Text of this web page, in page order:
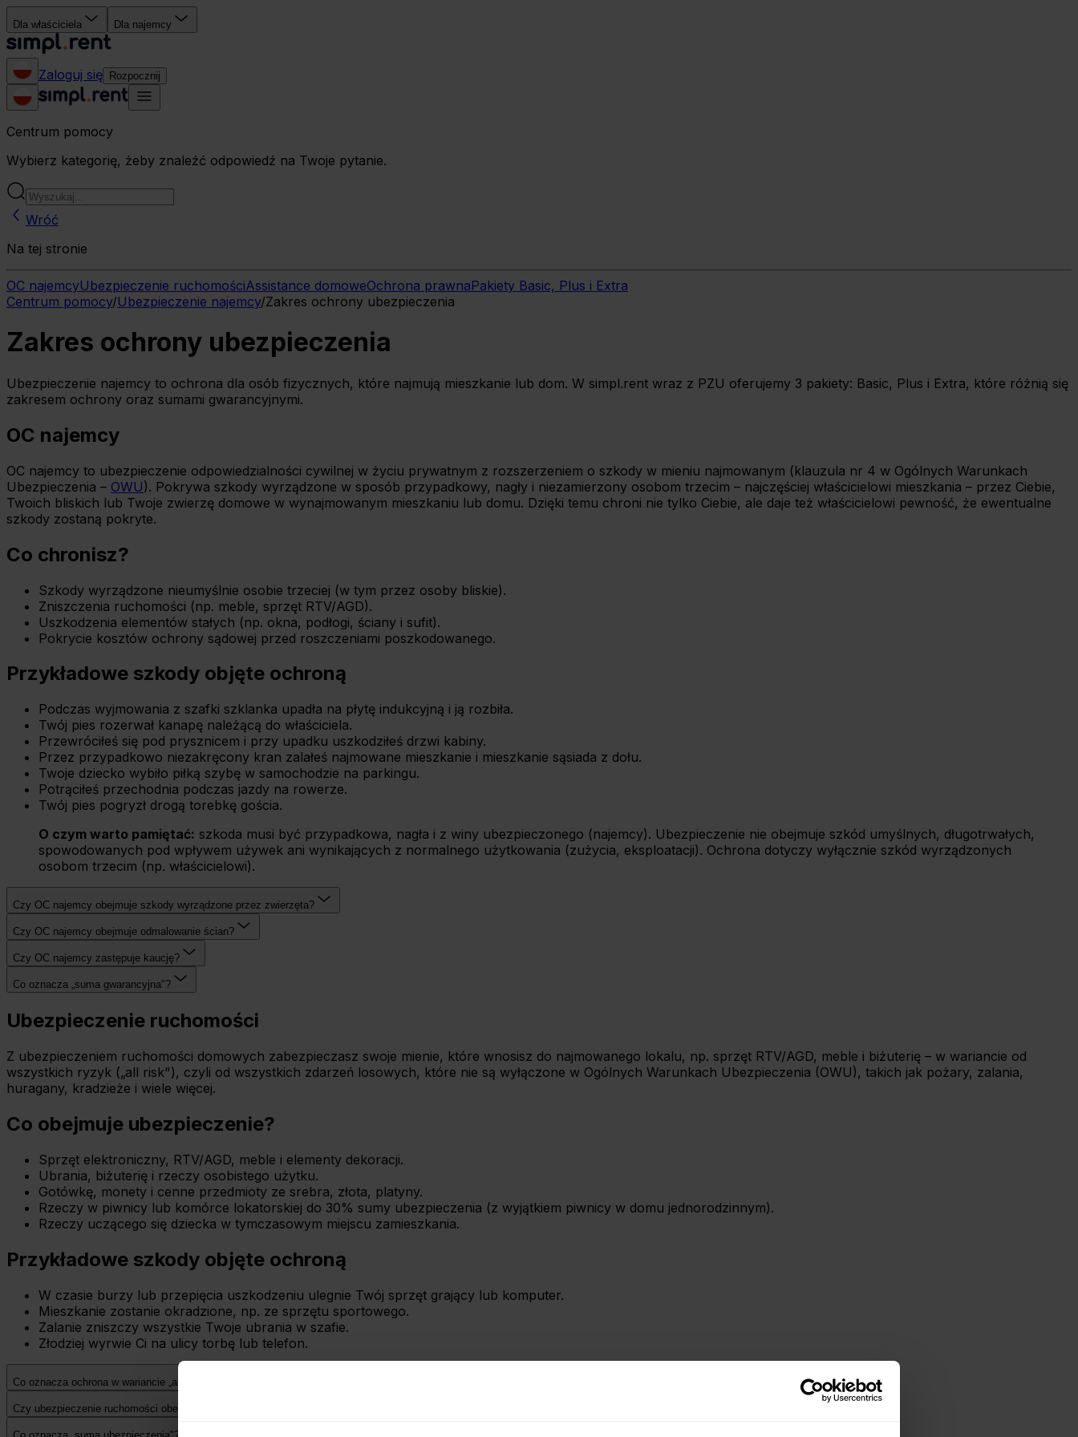
Dla właściciela Dla najemcy
Zaloguj się Rozpocznij
Centrum pomocy
Wybierz kategorię, żeby znaleźć odpowiedź na Twoje pytanie.
Wróć
Na tej stronie
OC najemcyUbezpieczenie ruchomościAssistance domoweOchrona prawnaPakiety Basic, Plus i Extra
Centrum pomocy/Ubezpieczenie najemcy/Zakres ochrony ubezpieczenia
Zakres ochrony ubezpieczenia
Ubezpieczenie najemcy to ochrona dla osób fizycznych, które najmują mieszkanie lub dom. W simpl.rent wraz z PZU oferujemy 3 pakiety: Basic, Plus i Extra, które różnią się
zakresem ochrony oraz sumami gwarancyjnymi.
OC najemcy
OC najemcy to ubezpieczenie odpowiedzialności cywilnej w życiu prywatnym z rozszerzeniem o szkody w mieniu najmowanym (klauzula nr 4 w Ogólnych Warunkach
Ubezpieczenia – OWU). Pokrywa szkody wyrządzone w sposób przypadkowy, nagły i niezamierzony osobom trzecim – najczęściej właścicielowi mieszkania – przez Ciebie,
Twoich bliskich lub Twoje zwierzę domowe w wynajmowanym mieszkaniu lub domu. Dzięki temu chroni nie tylko Ciebie, ale daje też właścicielowi pewność, że ewentualne
szkody zostaną pokryte.
Co chronisz?
Szkody wyrządzone nieumyślnie osobie trzeciej (w tym przez osoby bliskie).
Zniszczenia ruchomości (np. meble, sprzęt RTV/AGD).
Uszkodzenia elementów stałych (np. okna, podłogi, ściany i sufit).
Pokrycie kosztów ochrony sądowej przed roszczeniami poszkodowanego.
Przykładowe szkody objęte ochroną
Podczas wyjmowania z szafki szklanka upadła na płytę indukcyjną i ją rozbiła.
Twój pies rozerwał kanapę należącą do właściciela.
Przewróciłeś się pod prysznicem i przy upadku uszkodziłeś drzwi kabiny.
Przez przypadkowo niezakręcony kran zalałeś najmowane mieszkanie i mieszkanie sąsiada z dołu.
Twoje dziecko wybiło piłką szybę w samochodzie na parkingu.
Potrąciłeś przechodnia podczas jazdy na rowerze.
Twój pies pogryzł drogą torebkę gościa.
O czym warto pamiętać: szkoda musi być przypadkowa, nagła i z winy ubezpieczonego (najemcy). Ubezpieczenie nie obejmuje szkód umyślnych, długotrwałych,
spowodowanych pod wpływem używek ani wynikających z normalnego użytkowania (zużycia, eksploatacji). Ochrona dotyczy wyłącznie szkód wyrządzonych
osobom trzecim (np. właścicielowi).
Czy OC najemcy obejmuje szkody wyrządzone przez zwierzęta?
Czy OC najemcy obejmuje odmalowanie ścian?
Czy OC najemcy zastępuje kaucję?
Co oznacza „suma gwarancyjna"?
Ubezpieczenie ruchomości
Z ubezpieczeniem ruchomości domowych zabezpieczasz swoje mienie, które wnosisz do najmowanego lokalu, np. sprzęt RTV/AGD, meble i biżuterię – w wariancie od
wszystkich ryzyk („all risk"), czyli od wszystkich zdarzeń losowych, które nie są wyłączone w Ogólnych Warunkach Ubezpieczenia (OWU), takich jak pożary, zalania,
huragany, kradzieże i wiele więcej.
Co obejmuje ubezpieczenie?
Sprzęt elektroniczny, RTV/AGD, meble i elementy dekoracji.
Ubrania, biżuterię i rzeczy osobistego użytku.
Gotówkę, monety i cenne przedmioty ze srebra, złota, platyny.
Rzeczy w piwnicy lub komórce lokatorskiej do 30% sumy ubezpieczenia (z wyjątkiem piwnicy w domu jednorodzinnym).
Rzeczy uczącego się dziecka w tymczasowym miejscu zamieszkania.
Przykładowe szkody objęte ochroną
W czasie burzy lub przepięcia uszkodzeniu ulegnie Twój sprzęt grający lub komputer.
Mieszkanie zostanie okradzione, np. ze sprzętu sportowego.
Zalanie zniszczy wszystkie Twoje ubrania w szafie.
Złodziej wyrwie Ci na ulicy torbę lub telefon.
Co oznacza ochrona w wariancie „all risk" w ubezpieczeniu ruchomości?
Czy ubezpieczenie ruchomości obejmuje rzeczy, które uszkodzę samodzielnie?